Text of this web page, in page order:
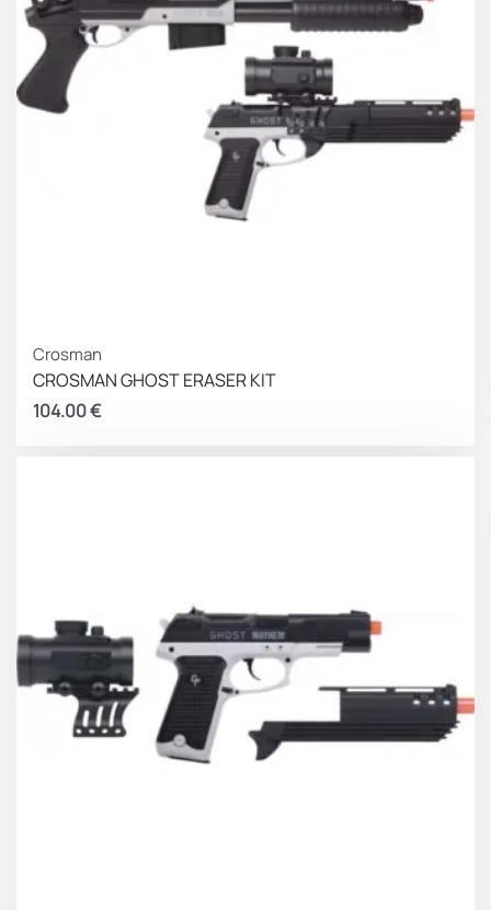
Crosman
CROSMAN GHOST ERASER KIT
104.00€